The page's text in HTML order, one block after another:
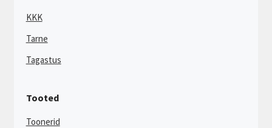
KKK
Tarne
Tagastus
Tooted
Toonerid